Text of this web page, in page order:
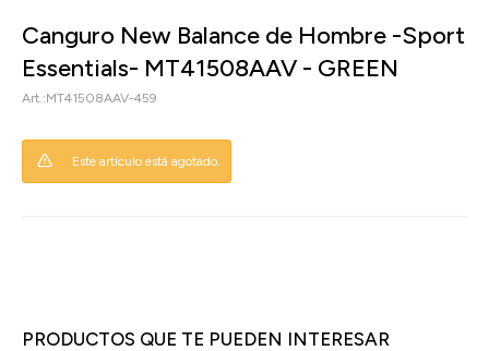
Canguro New Balance de Hombre -Sport
Essentials- MT41508AAV - GREEN
MT41508AAV-459
Este artículo está agotado.
PRODUCTOS QUE TE PUEDEN INTERESAR